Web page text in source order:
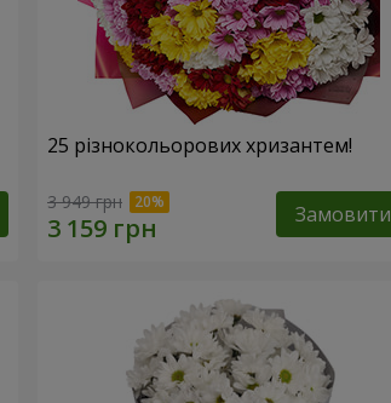
25 різнокольорових хризантем!
3 949 грн Замовити